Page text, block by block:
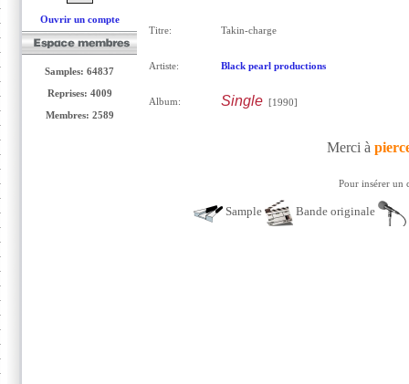
Ouvrir un compte
Samples: 64837
Reprises: 4009
Membres: 2589
Titre: Takin-charge
Artiste: Black pearl productions
Album: Single[1990]
Merci à
Pour insérer un
Sample Bande originale